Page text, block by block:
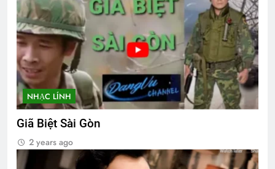
NHẠC LÍNH
Giã Biệt Sài Gòn
2 years ago